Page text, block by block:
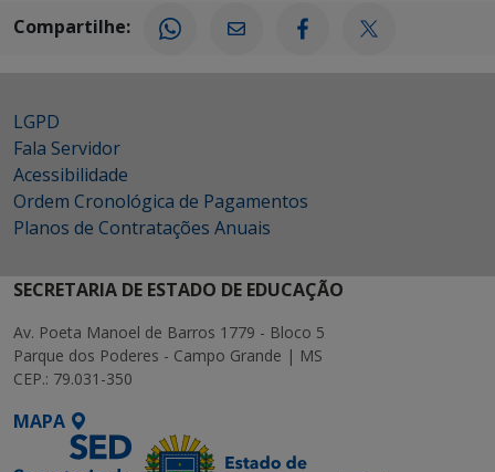
Compartilhe:
LGPD
Fala Servidor
Acessibilidade
Ordem Cronológica de Pagamentos
Planos de Contratações Anuais
SECRETARIA DE ESTADO DE EDUCAÇÃO
Av. Poeta Manoel de Barros 1779 - Bloco 5
Parque dos Poderes - Campo Grande | MS
CEP.: 79.031-350
MAPA